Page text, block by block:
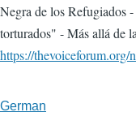
Negra de los Refugiados
torturados" - Más allá de
https://thevoiceforum.org/
German